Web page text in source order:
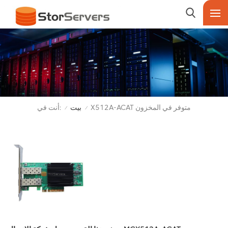
أنت في: / بيت / X512A-ACAT متوفر في المخزون